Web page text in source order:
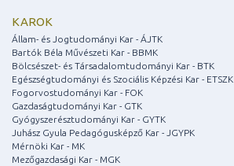
KAROK
Állam- és Jogtudományi Kar - ÁJTK
Bartók Béla Művészeti Kar - BBMK
Bölcsészet- és Társadalomtudományi Kar - BTK
Egészségtudományi és Szociális Képzési Kar - ETSZK
Fogorvostudományi Kar - FOK
Gazdaságtudományi Kar - GTK
Gyógyszerésztudományi Kar - GYTK
Juhász Gyula Pedagógusképző Kar - JGYPK
Mérnöki Kar - MK
Mezőgazdasági Kar - MGK